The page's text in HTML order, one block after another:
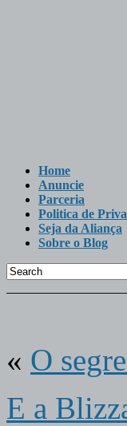
Home
Anuncie
Parceria
Politica de
Seja da Aliança
Sobre o Blog
« O
E a